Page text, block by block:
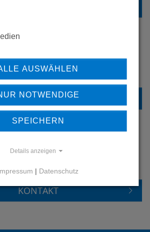
SIE MEHR ÜBER
REFERENZEN
REFERENZEN
HABEN SIE FRAGEN?
KONTAKT
AUSWÄHLEN
NOTWENDIGE
SPEICHERN
Details anzeigen
| Datenschutz